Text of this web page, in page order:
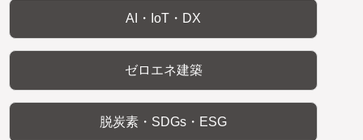
AI・IoT・DX
ゼロエネ建築
脱炭素・SDGs・ESG